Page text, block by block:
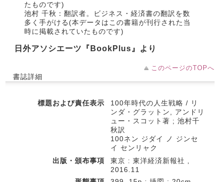
たものです)
池村 千秋：翻訳者。ビジネス・経済書の翻訳を数
多く手がける(本データはこの書籍が刊行された当
時に掲載されていたものです)
日外アソシエーツ『BookPlus』より
このページのTOPへ
書誌詳細
標題および責任表示
100年時代の人生戦略 / リ
ンダ・グラットン, アンドリ
ュー・スコット著 ; 池村千
秋訳
100ネン ジダイ ノ ジンセ
イ センリャク
出版・頒布事項
東京 : 東洋経済新報社 ,
2016.11